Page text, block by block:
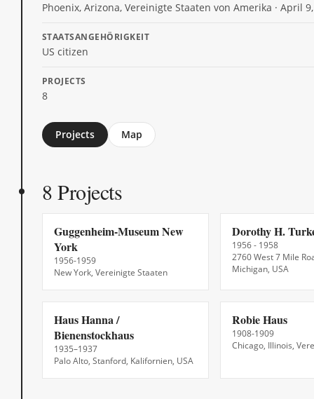
Phoenix, Arizona, Vereinigte Staaten von Amerika · April
STAATSANGEHÖRIGKEIT
US citizen
PROJECTS
8
Jump
to
Projects Map
8 Projects
Guggenheim-Museum New
York
1956-1959
New York, Vereinigte Staaten
Dorothy H.
1956 - 1958
2760 West 7 Mile
Michigan, USA
Haus Hanna /
Bienenstockhaus
1935–1937
Palo Alto, Stanford, Kalifornien, USA
Robie Haus
1908-1909
Chicago, Illinois,